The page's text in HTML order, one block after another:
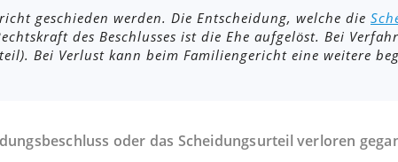
geschieden werden. Die Entscheidung, welche die
des Beschlusses ist die Ehe aufgelöst. Bei
Bei Verlust kann beim Familiengericht eine weitere
oder das Scheidungsurteil verloren